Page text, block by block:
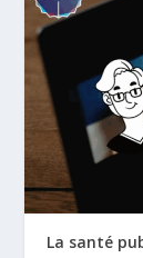
La santé